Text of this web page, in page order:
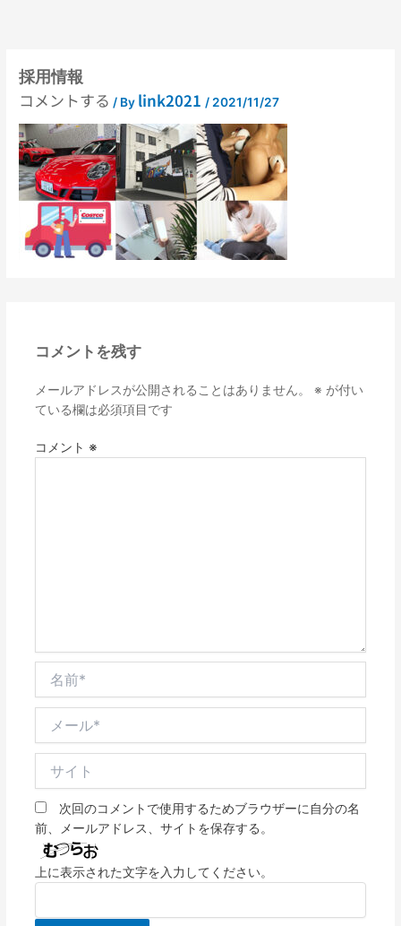
採用情報
コメントする / By link2021 / 2021/11/27
コメントを残す
メールアドレスが公開されることはありません。 ※ が付い
ている欄は必須項目です
コメント ※
*
ル
次回のコメントで使用するためブラウザーに自分の名
前、メールアドレス、サイトを保存する。
上に表示された文字を入力してください。